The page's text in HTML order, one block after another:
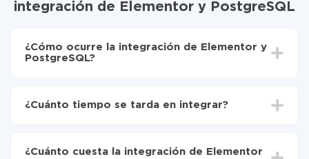
integración de Elementor y PostgreSQL
¿Cómo ocurre la integración de Elementor y
PostgreSQL?
Elija qué datos transferir de Elementor a
Ahora los datos se transferirán automáticamente
¿Cuánto tiempo se tarda en integrar?
oscilar entre 5 y 30 minutos. En promedio, la
¿Cuánto cuesta la integración de Elementor